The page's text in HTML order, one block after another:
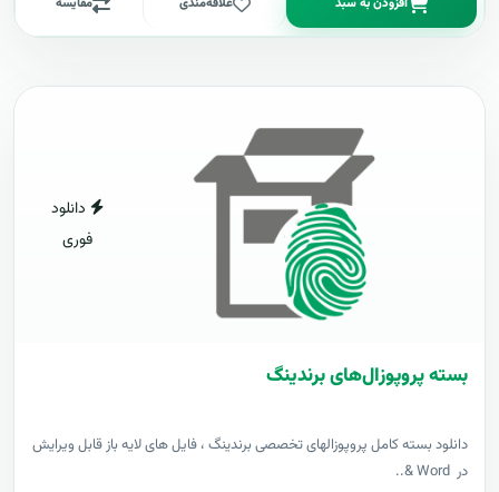
افزودن به سبد علاقه‌مندی مقایسه
دانلود
فوری
بسته پروپوزال‌های برندینگ
دانلود بسته کامل پروپوزالهای تخصصی برندینگ ، فایل های لایه باز قابل ویرایش
در Word &..